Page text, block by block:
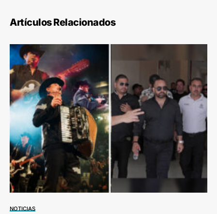
Artículos Relacionados
NOTICIAS